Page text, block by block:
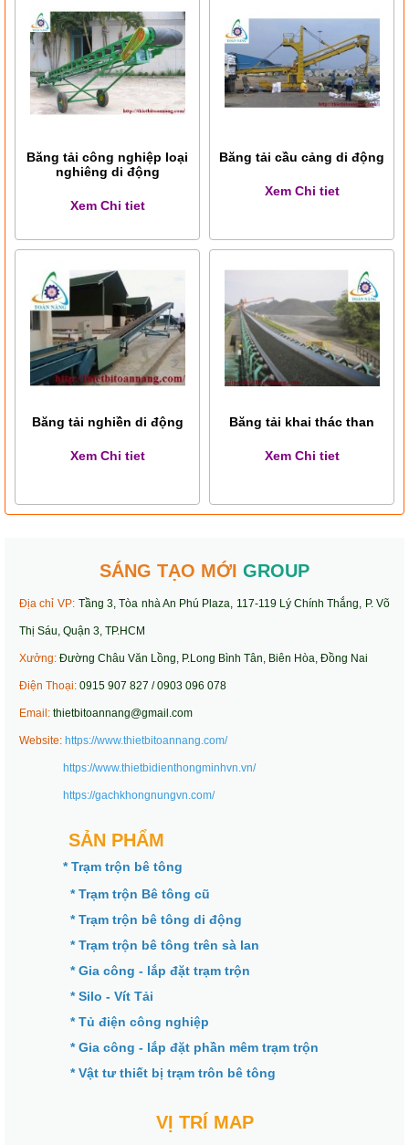
Băng tải công nghiệp loại
nghiêng di động
Xem Chi tiet
Băng tải cầu cảng di động
Xem Chi tiet
Băng tải nghiền di động
Xem Chi tiet
Băng tải khai thác than
Xem Chi tiet
SÁNG TẠO MỚI GROUP
Địa chỉ VP: Tầng 3, Tòa nhà An Phú Plaza, 117-119 Lý Chính Thắng, P. Võ
Thị Sáu, Quận 3, TP.HCM
Xưởng: Đường Châu Văn Lồng, P.Long Bình Tân, Biên Hòa, Đồng Nai
Điện Thoại: 0915 907 827 / 0903 096 078
Email: thietbitoannang@gmail.com
Website: https://www.thietbitoannang.com/
https://www.thietbidienthongminhvn.vn/
https://gachkhongnungvn.com/
SẢN PHẨM
* Trạm trộn bê tông
* Trạm trộn Bê tông cũ
* Trạm trộn bê tông di động
* Trạm trộn bê tông trên sà lan
* Gia công - lắp đặt trạm trộn
* Silo - Vít Tải
* Tủ điện công nghiệp
* Gia công - lắp đặt phần mêm trạm trộn
* Vật tư thiết bị trạm trôn bê tông
VỊ TRÍ MAP